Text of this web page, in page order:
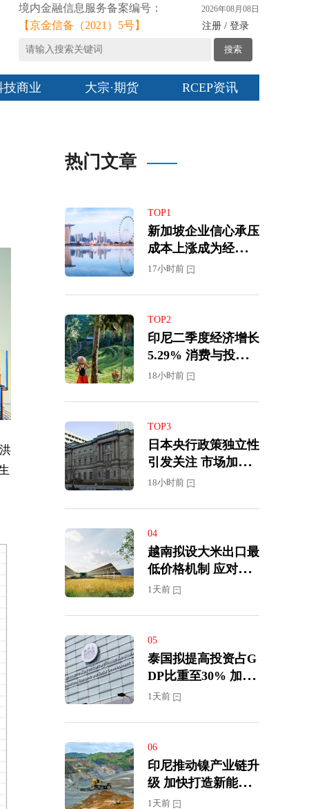
境内金融信息服务备案编号：
【京金信备（2021）5号】
2026年08月08日
注册 / 登录
搜索
技商业 大宗·期货 RCEP资讯
热门文章
TOP1
新加坡企业信心承压
成本上涨成为经营最
大挑战
17小时前
TOP2
印尼二季度经济增长
5.29% 消费与投资
继续支撑经济韧性
18小时前
TOP3
日本央行政策独立性
引发关注 市场加大9
月加息预期
18小时前
04
越南拟设大米出口最
低价格机制 应对国
际市场价格下跌压力
1天前
05
泰国拟提高投资占G
DP比重至30% 加快
迈向高收入经济体
1天前
06
印尼推动镍产业链升
级 加快打造新能源
汽车供应中心
1天前